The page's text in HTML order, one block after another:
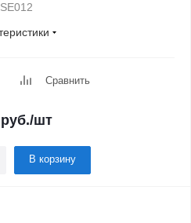
Сравнить
руб./шт
В корзину